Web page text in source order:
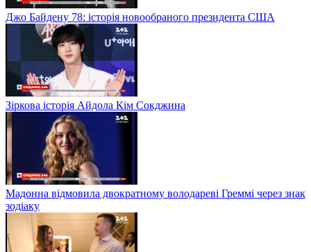
Джо Байдену 78: історія новообраного президента США
Зіркова історія Айдола Кім Сокджина
Мадонна відмовила двократному володареві Греммі через знак
зодіаку